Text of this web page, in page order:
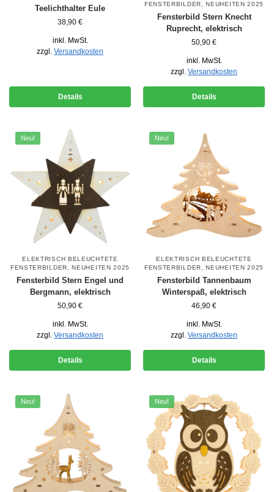
Teelichthalter Eule
38,90 €
inkl. MwSt.
zzgl. Versandkosten
Details
FENSTERBILDER ,NEUHEITEN 2025
Fensterbild Stern Knecht
Ruprecht, elektrisch
50,90 €
inkl. MwSt.
zzgl. Versandkosten
Details
Neu!
ELEKTRISCH BELEUCHTETE
FENSTERBILDER ,NEUHEITEN 2025
Fensterbild Stern Engel und
Bergmann, elektrisch
50,90 €
inkl. MwSt.
zzgl. Versandkosten
Details
Neu!
ELEKTRISCH BELEUCHTETE
FENSTERBILDER ,NEUHEITEN 2025
Fensterbild Tannenbaum
Winterspaß, elektrisch
46,90 €
inkl. MwSt.
zzgl. Versandkosten
Details
Neu! Neu!